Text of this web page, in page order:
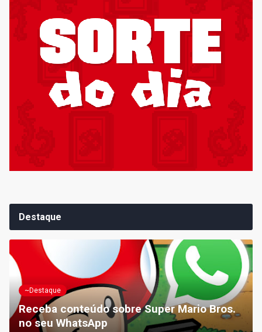
Destaque
~Destaque
Receba conteúdo sobre Super Mario Bros.
no seu WhatsApp